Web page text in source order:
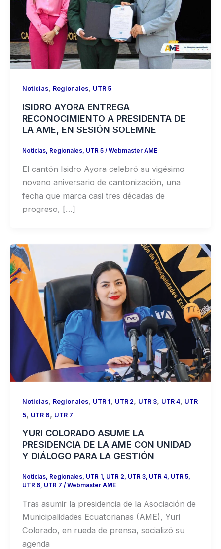
Noticias, Regionales, UTR 5
ISIDRO AYORA ENTREGA
RECONOCIMIENTO A PRESIDENTA DE
LA AME, EN SESIÓN SOLEMNE
Noticias, Regionales, UTR 5/ Webmaster AME
El cantón Isidro Ayora celebró su vigésimo
noveno aniversario de cantonización, una
fecha que marca casi tres décadas de
progreso, […]
Noticias, Regionales, UTR 1, UTR 2, UTR 3, UTR 4, UTR
5, UTR 6, UTR 7
YURI COLORADO ASUME LA
PRESIDENCIA DE LA AME CON UNIDAD
Y DIÁLOGO PARA LA GESTIÓN
Noticias, Regionales, UTR 1 , UTR 2, UTR 3, UTR 4, UTR 5,
UTR 6, UTR 7 / Webmaster AME
Tras asumir la presidencia de la Asociación de
Municipalidades Ecuatorianas (AME), Yuri
Colorado, en rueda de prensa, socializó su
agenda